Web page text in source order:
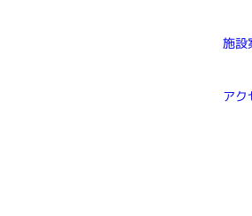
施設
アク